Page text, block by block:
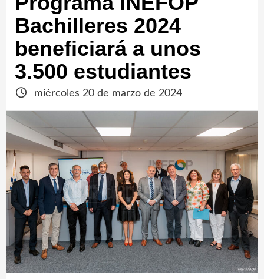
Bachilleres 2024
beneficiará a unos
3.500 estudiantes
miércoles 20 de marzo de 2024